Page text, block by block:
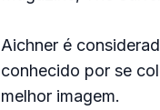
Aichner é
conhecido por se
melhor imagem.